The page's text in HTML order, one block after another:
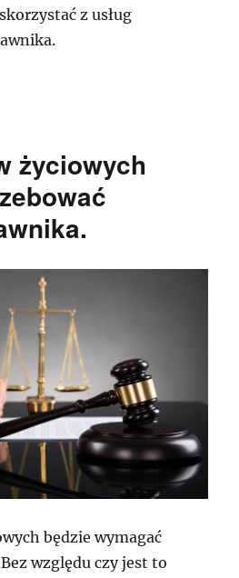
z usług
życiowych
będzie wymagać
względu czy jest to